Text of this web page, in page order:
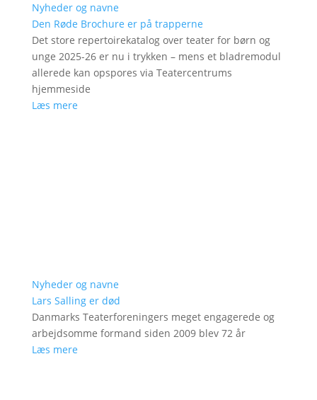
Nyheder og navne
Den Røde Brochure er på trapperne
Det store repertoirekatalog over teater for børn og
unge 2025-26 er nu i trykken – mens et bladremodul
allerede kan opspores via Teatercentrums
hjemmeside
Læs mere
Nyheder og navne
Lars Salling er død
Danmarks Teaterforeningers meget engagerede og
arbejdsomme formand siden 2009 blev 72 år
Læs mere